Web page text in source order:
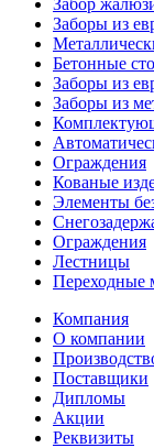
Заборы из
Бетонные
Заборы из
Заборы из
Ограждения
Кованые
Элементы
Ограждения
Лестницы
Переходные
Компания
О компании
Поставщики
Дипломы
Акции
Реквизиты